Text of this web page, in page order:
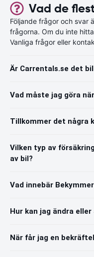
Vad de
Följande frågor och svar
frågorna. Om du inte
Vanliga frågor eller
Är Carrentals.se det
Vad måste jag göra
Tillkommer det några
Vilken typ av
av bil?
Vad innebär
Hur kan jag ändra
När får jag en